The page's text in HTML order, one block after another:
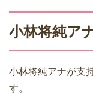
小林将純ア
小林将純アナが支
す。